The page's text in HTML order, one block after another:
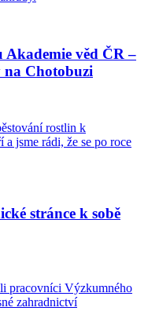
Akademie věd ČR –
Chotobuzi
rostlin k
jsme rádi, že se po roce
stránce k sobě
pracovníci Výzkumného
zahradnictví